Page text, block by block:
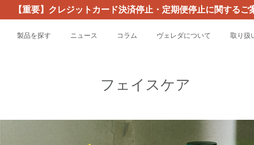
【重要】クレジットカード決済停止・定期便停止に関するご
製品を探す ニュース コラム ヴェレダについて 取り扱
フェイスケア